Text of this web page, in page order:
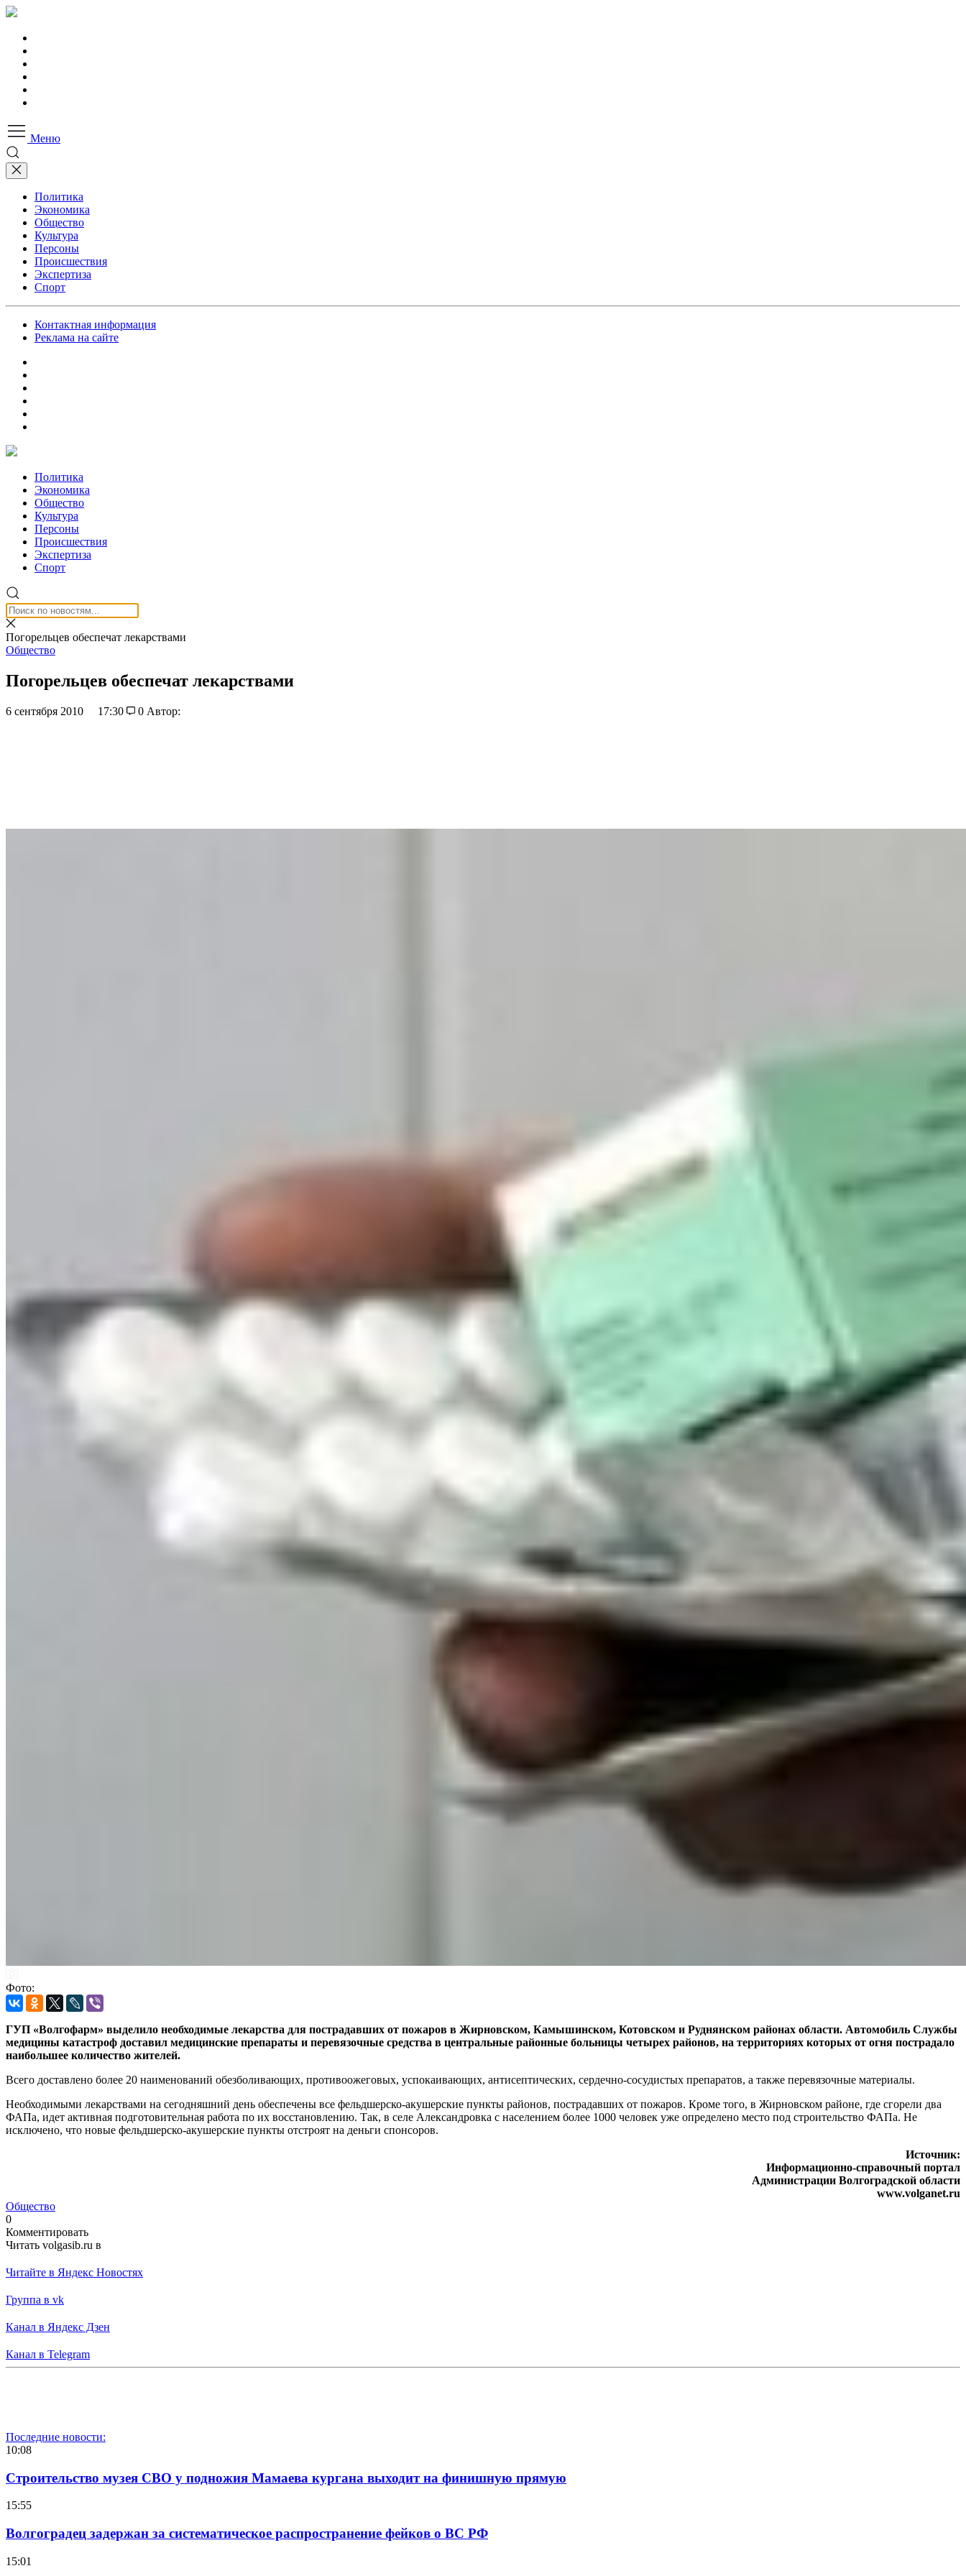
Меню
Политика
Экономика
Общество
Культура
Персоны
Происшествия
Экспертиза
Спорт
Контактная информация
Реклама на сайте
Политика
Экономика
Общество
Культура
Персоны
Происшествия
Экспертиза
Спорт
Погорельцев обеспечат лекарствами
Общество
Погорельцев обеспечат лекарствами
6 сентября 2010 17:30 0 Автор:
Фото:
ГУП «Волгофарм» выделило необходимые лекарства для пострадавших от пожаров в Жирновском, Камышинском, Котовском и Руднянском районах области. Автомобиль Службы
медицины катастроф доставил медицинские препараты и перевязочные средства в центральные районные больницы четырех районов, на территориях которых от огня пострадало
наибольшее количество жителей.
Всего доставлено более 20 наименований обезболивающих, противоожеговых, успокаивающих, антисептических, сердечно-сосудистых препаратов, а также перевязочные материалы.
Необходимыми лекарствами на сегодняшний день обеспечены все фельдшерско-акушерские пункты районов, пострадавших от пожаров. Кроме того, в Жирновском районе, где сгорели два
ФАПа, идет активная подготовительная работа по их восстановлению. Так, в селе Александровка с населением более 1000 человек уже определено место под строительство ФАПа. Не
исключено, что новые фельдшерско-акушерские пункты отстроят на деньги спонсоров.
Источник:
Информационно-справочный портал
Администрации Волгоградской области
www.volganet.ru
Общество
0
Комментировать
Читать volgasib.ru в
Читайте в Яндекс Новостях
Группа в vk
Канал в Яндекс Дзен
Канал в Telegram
Последние новости:
10:08
Строительство музея СВО у подножия Мамаева кургана выходит на финишную прямую
15:55
Волгоградец задержан за систематическое распространение фейков о ВС РФ
15:01